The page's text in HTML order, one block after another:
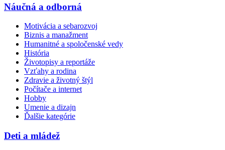
Náučná a odborná
Motivácia a sebarozvoj
Biznis a manažment
Humanitné a spoločenské vedy
História
Životopisy a reportáže
Vzťahy a rodina
Zdravie a životný štýl
Počítače a internet
Hobby
Umenie a dizajn
Ďalšie kategórie
Deti a mládež